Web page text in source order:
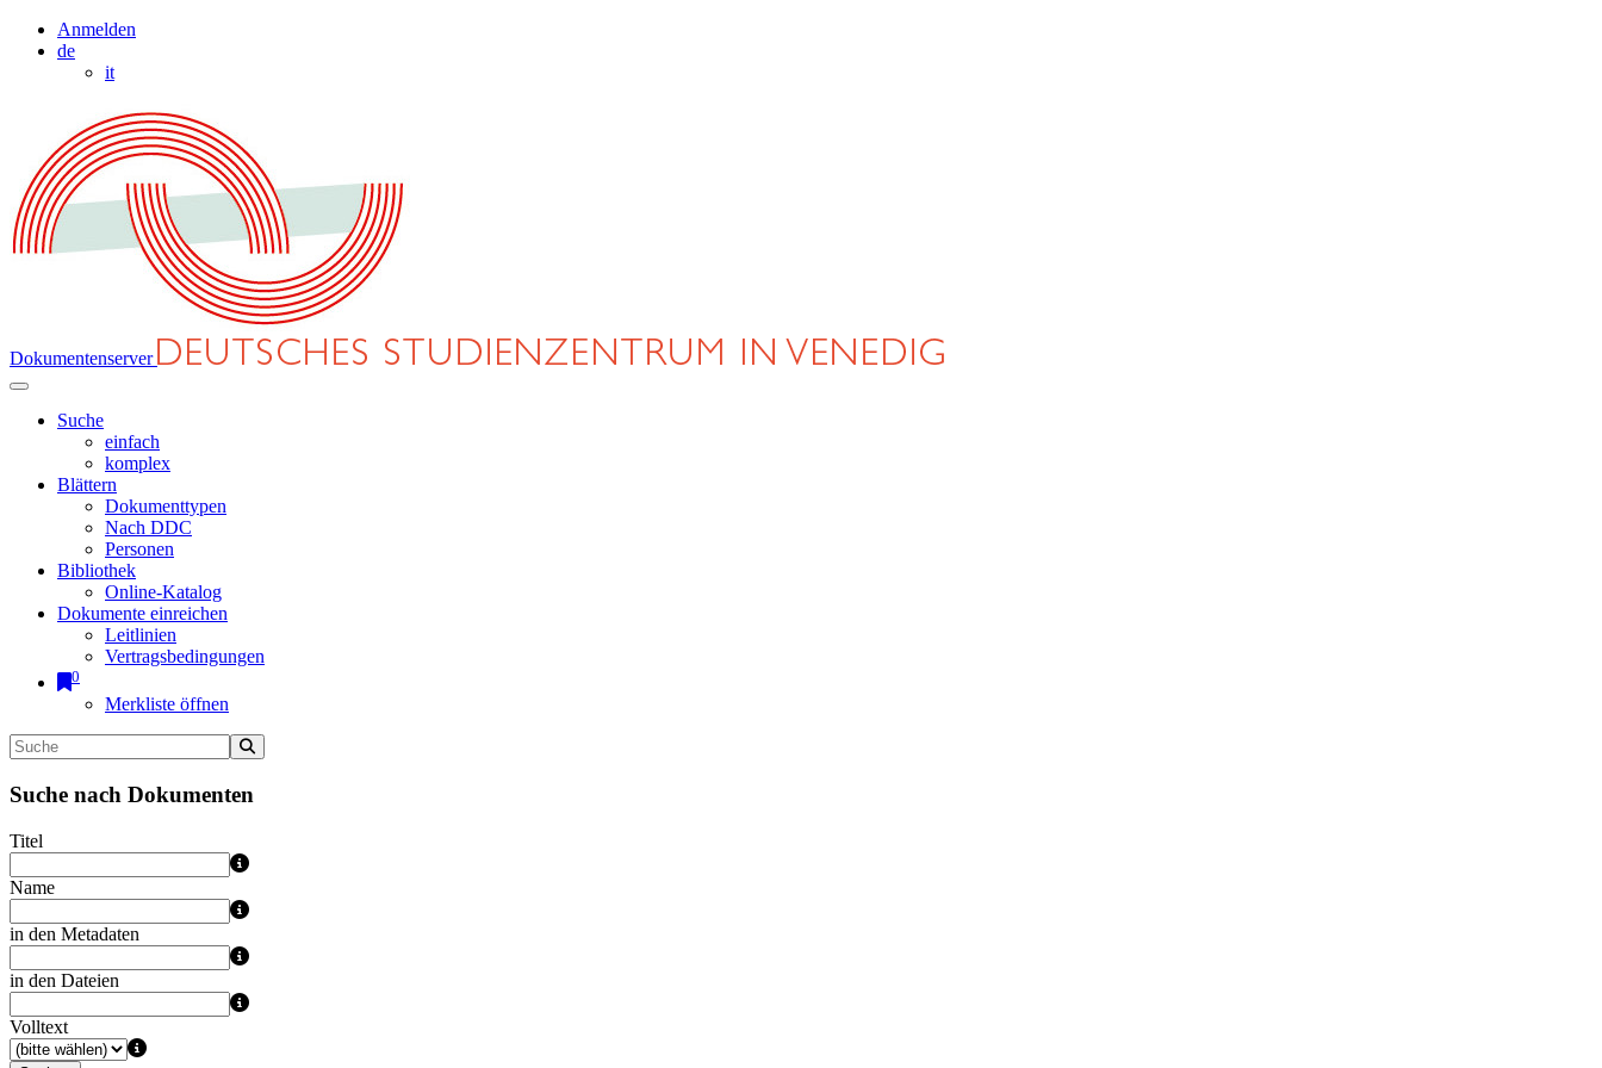
Anmelden
de
it
Dokumentenserver
Suche
einfach
komplex
Blättern
Dokumenttypen
Nach DDC
Personen
Bibliothek
Online-Katalog
Dokumente einreichen
Leitlinien
Vertragsbedingungen
0
Merkliste öffnen
Suche nach Dokumenten
Titel
Name
in den Metadaten
in den Dateien
Volltext